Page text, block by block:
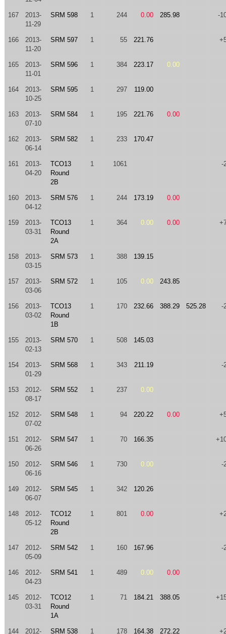
167
2013-
11-29
SRM 598 1 244 0.00 285.98 -
166
2013-
11-20
SRM 597 1 55 221.76
165
2013-
11-01
SRM 596 1 384 223.17 0.00
164
2013-
10-25
SRM 595 1 297 119.00
163
2013-
07-10
SRM 584 1 195 221.76 0.00
162
2013-
06-14
SRM 582 1 233 170.47
161
2013-
04-20
TCO13
Round
2B
1 1061 -
160
2013-
04-12
SRM 576 1 244 173.19 0.00
159
2013-
03-31
TCO13
Round
2A
1 364 0.00 0.00
158
2013-
03-15
SRM 573 1 388 139.15
157
2013-
03-06
SRM 572 1 105 0.00 243.85
156
2013-
03-02
TCO13
Round
1B
1 170 232.66 388.29 525.28 -
155
2013-
02-13
SRM 570 1 508 145.03
154
2013-
01-29
SRM 568 1 343 211.19 -
153
2012-
08-17
SRM 552 1 237 0.00
152
2012-
07-02
SRM 548 1 94 220.22 0.00
151
2012-
06-26
SRM 547 1 70 166.35
150
2012-
06-16
SRM 546 1 730 0.00 -
149
2012-
06-07
SRM 545 1 342 120.26
148
2012-
05-12
TCO12
Round
2B
1 801 0.00
147
2012-
05-09
SRM 542 1 160 167.96 -
146
2012-
04-23
SRM 541 1 489 0.00 0.00
145
2012-
03-31
TCO12
Round
1A
1 71 184.21 388.05
144 2012- SRM 538 1 178 164.38 272.22